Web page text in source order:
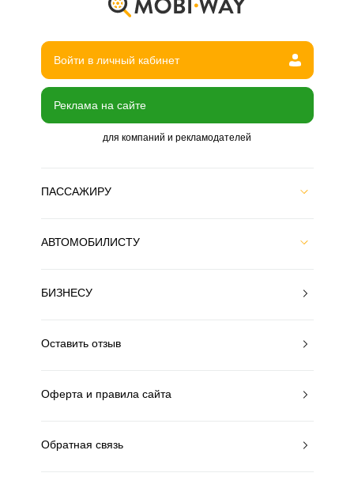
Войти в личный кабинет
Реклама на сайте
для компаний и рекламодателей
ПАССАЖИРУ
АВТОМОБИЛИСТУ
БИЗНЕСУ
Оставить отзыв
Оферта и правила сайта
Обратная связь